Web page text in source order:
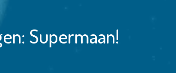
Supermaan!